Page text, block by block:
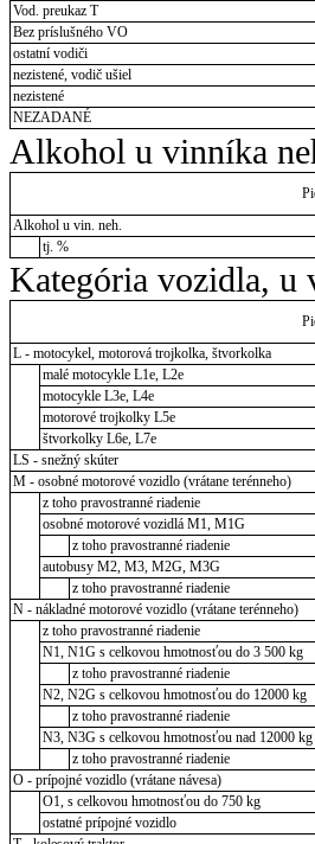
Vod. preukaz T
Bez príslušného VO
ostatní vodiči
nezistené, vodič ušiel
nezistené
NEZADANÉ
Alkohol u vinníka
Alkohol u vin. neh.
tj. %
Kategória vozidla,
L - motocykel, motorová trojkolka, štvorkolka
malé motocykle L1e, L2e
motocykle L3e, L4e
motorové trojkolky L5e
štvorkolky L6e, L7e
LS - snežný skúter
M - osobné motorové vozidlo (vrátane terénneho)
z toho pravostranné riadenie
osobné motorové vozidlá M1, M1G
z toho pravostranné riadenie
autobusy M2, M3, M2G, M3G
z toho pravostranné riadenie
N - nákladné motorové vozidlo (vrátane terénneho)
z toho pravostranné riadenie
N1, N1G s celkovou hmotnosťou do 3 500 kg
z toho pravostranné riadenie
N2, N2G s celkovou hmotnosťou do 12000 kg
z toho pravostranné riadenie
N3, N3G s celkovou hmotnosťou nad 12000 kg
z toho pravostranné riadenie
O - prípojné vozidlo (vrátane návesa)
O1, s celkovou hmotnosťou do 750 kg
ostatné prípojné vozidlo